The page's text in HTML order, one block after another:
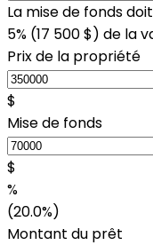
La mise de fonds
5% (17 500 $) de la
Prix de la propriété
$
Mise de fonds
$
%
(20.0%)
Montant du prêt